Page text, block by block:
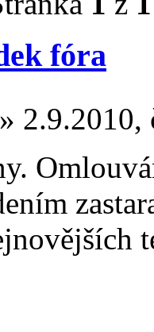
fóra
» 2.9.2010,